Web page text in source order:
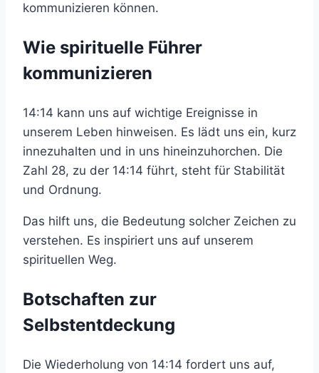
kommunizieren können.
Wie spirituelle Führer
kommunizieren
14:14 kann uns auf wichtige Ereignisse in
unserem Leben hinweisen. Es lädt uns ein, kurz
innezuhalten und in uns hineinzuhorchen. Die
Zahl 28, zu der 14:14 führt, steht für Stabilität
und Ordnung.
Das hilft uns, die Bedeutung solcher Zeichen zu
verstehen. Es inspiriert uns auf unserem
spirituellen Weg.
Botschaften zur
Selbstentdeckung
Die Wiederholung von 14:14 fordert uns auf,